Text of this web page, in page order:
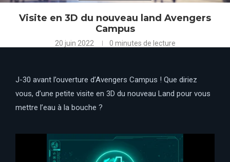
Visite en 3D du nouveau land Avengers
Campus
20 juin 2022 0 minutes de lecture
J-30 avant l’ouverture d’Avengers Campus ! Que diriez
vous, d’une petite visite en 3D du nouveau Land pour vous
mettre l’eau à la bouche ?